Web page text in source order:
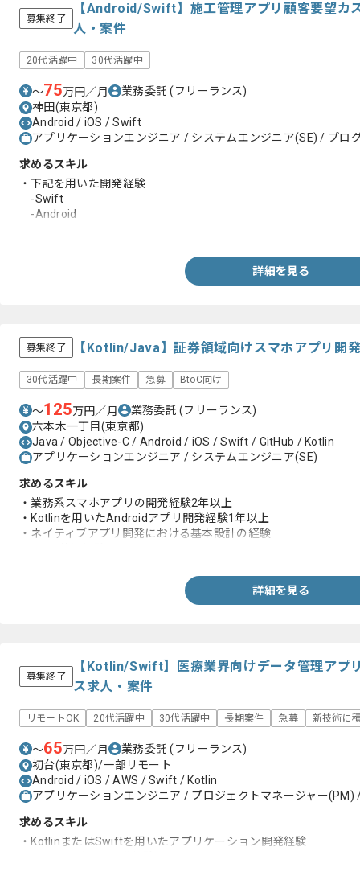
募集終了
【Android/Swift】施工管理アプリ顧客要望カ
人・案件
20代活躍中 30代活躍中
〜75万円／月 業務委託(フリーランス)
神田(東京都)
Android / iOS / Swift
アプリケーションエンジニア / システムエンジニア(SE) / プロ
求めるスキル
・下記を用いた開発経験
-Swift
-Android
詳細を見る
募集終了 【Kotlin/Java】証券領域向けスマホアプリ開
30代活躍中 長期案件 急募 BtoC向け
〜125万円／月 業務委託(フリーランス)
六本木一丁目(東京都)
Java / Objective-C / Android / iOS / Swift / GitHub / Kotlin
アプリケーションエンジニア / システムエンジニア(SE)
求めるスキル
・業務系スマホアプリの開発経験2年以上
・Kotlinを用いたAndroidアプリ開発経験1年以上
・ネイティブアプリ開発における基本設計の経験
詳細を見る
募集終了
【Kotlin/Swift】医療業界向けデータ管理アプ
ス求人・案件
リモートOK 20代活躍中 30代活躍中 長期案件 急募 新技術に
〜65万円／月 業務委託(フリーランス)
初台(東京都)/一部リモート
Android / iOS / AWS / Swift / Kotlin
アプリケーションエンジニア / プロジェクトマネージャー(PM)
求めるスキル
・KotlinまたはSwiftを用いたアプリケーション開発経験